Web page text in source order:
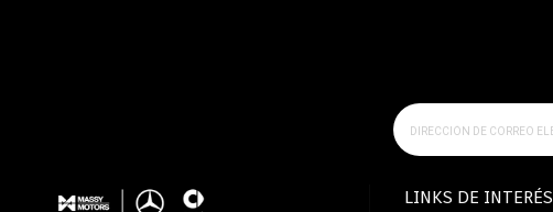
LINKS DE INTERÉS